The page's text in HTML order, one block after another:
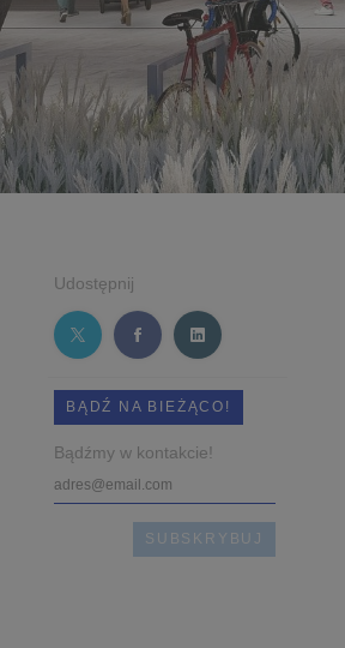
Udostępnij
BĄDŹ NA BIEŻĄCO!
Bądźmy w kontakcie!